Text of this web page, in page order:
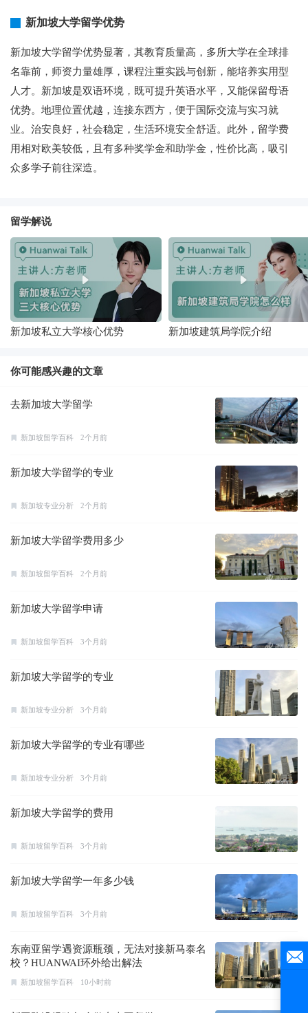
新加坡大学留学优势
新加坡大学留学优势显著，其教育质量高，多所大学在全球排
名靠前，师资力量雄厚，课程注重实践与创新，能培养实用型
人才。新加坡是双语环境，既可提升英语水平，又能保留母语
优势。地理位置优越，连接东西方，便于国际交流与实习就
业。治安良好，社会稳定，生活环境安全舒适。此外，留学费
用相对欧美较低，且有多种奖学金和助学金，性价比高，吸引
众多学子前往深造。
留学解说
新加坡私立大学核心优势 新加坡建筑局学院介绍
你可能感兴趣的文章
去新加坡大学留学
新加坡留学百科 2个月前
新加坡大学留学的专业
新加坡专业分析 2个月前
新加坡大学留学费用多少
新加坡留学百科 2个月前
新加坡大学留学申请
新加坡留学百科 3个月前
新加坡大学留学的专业
新加坡专业分析 3个月前
新加坡大学留学的专业有哪些
新加坡专业分析 3个月前
新加坡大学留学的费用
新加坡留学百科 3个月前
新加坡大学留学一年多少钱
新加坡留学百科 3个月前
东南亚留学遇资源瓶颈，无法对接新马泰名
校？HUANWAI环外给出解法
新加坡留学百科 10小时前